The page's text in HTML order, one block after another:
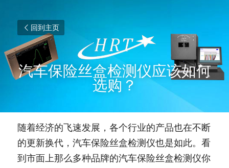
回到主页
汽车保险丝盒检测仪应该如何
选购？
随着经济的飞速发展，各个行业的产品也在不断
的更新换代，汽车保险丝盒检测仪也是如此。看
到市面上那么多种品牌的汽车保险丝盒检测仪你